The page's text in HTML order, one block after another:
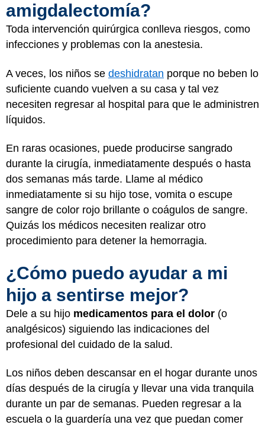
amigdalectomía?
Toda intervención quirúrgica conlleva riesgos, como
infecciones y problemas con la anestesia.
A veces, los niños se deshidratan porque no beben lo
suficiente cuando vuelven a su casa y tal vez
necesiten regresar al hospital para que le administren
líquidos.
En raras ocasiones, puede producirse sangrado
durante la cirugía, inmediatamente después o hasta
dos semanas más tarde. Llame al médico
inmediatamente si su hijo tose, vomita o escupe
sangre de color rojo brillante o coágulos de sangre.
Quizás los médicos necesiten realizar otro
procedimiento para detener la hemorragia.
¿Cómo puedo ayudar a mi
hijo a sentirse mejor?
Dele a su hijo medicamentos para el dolor (o
analgésicos) siguiendo las indicaciones del
profesional del cuidado de la salud.
Los niños deben descansar en el hogar durante unos
días después de la cirugía y llevar una vida tranquila
durante un par de semanas. Pueden regresar a la
escuela o la guardería una vez que puedan comer